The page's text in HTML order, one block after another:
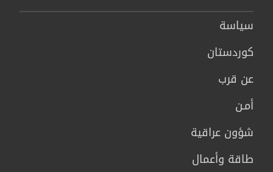
سیاسة
كوردستان
عن قرب
أمـن
شؤون عراقية
طاقة وأعمال